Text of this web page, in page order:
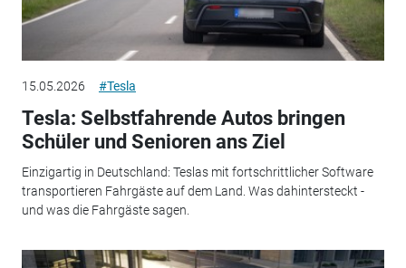
15.05.2026 #Tesla
Tesla: Selbstfahrende Autos bringen
Schüler und Senioren ans Ziel
Einzigartig in Deutschland: Teslas mit fortschrittlicher Software
transportieren Fahrgäste auf dem Land. Was dahintersteckt -
und was die Fahrgäste sagen.